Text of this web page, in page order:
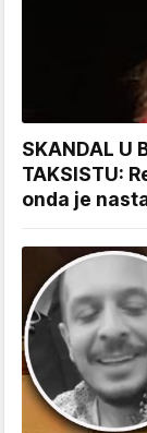
SKANDAL U
TAKSISTU:
onda je